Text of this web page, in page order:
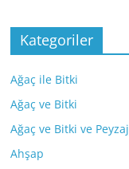
Kategoriler
Ağaç ile Bitki
Ağaç ve Bitki
Ağaç ve Bitki ve Peyzaj
Ahşap